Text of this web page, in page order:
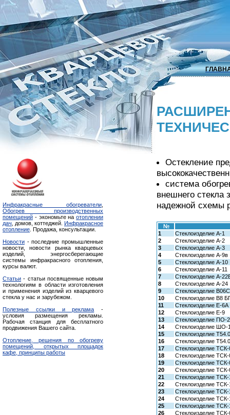
Инфракрасные обогреватели
Обогрев производственных
помещений - экономьте на отоплении
дач , домов, коттеджей. Инфракрасное
отопление . Продажа, консультации.
Новости - последние промышленные
новости, новости рынка кварцевых
изделий, энергосберегающие
системы инфракрасного отопления,
курсы валют.
Статьи - статьи посвященные новым
технологиям в области изготовления
и применения изделий из кварцевого
стекла у нас и зарубежом.
Полезные ссылки и реклама -
условия размещения рекламы.
Рабочая станция для бесплатного
продвижения Вашего сайта.
Отопление, решения по обогреву
помещений, открытых площадок
кафе, принципы работы
Остекление
система
внешнего стекла
надежной схемы
№
1
Стеклоизделие А-1
2
Стеклоизделие А-2
3
Стеклоизделие А-3
4
Стеклоизделие А-9в
5
Стеклоизделие А-10
6
Стеклоизделие А-11
7
Стеклоизделие А-
8
Стеклоизделие А-24
9
Стеклоизделие
10
Стеклоизделие В8
11
Стеклоизделие Е-6А
12
Стеклоизделие Е-9
13
Стеклоизделие ПО-
14
Стеклоизделие ШО-
15
Стеклоизделие
16
Стеклоизделие
17
Стеклоизделие ТСК-
18
Стеклоизделие ТСК-
19
Стеклоизделие ТСК-
20
Стеклоизделие ТСК-
21
Стеклоизделие ТСК-
22
Стеклоизделие ТСК-
23
Стеклоизделие ТСК-
24
Стеклоизделие ТСК-
25
Стеклоизделие ТСК-
26
Стеклоизделие ТСК-